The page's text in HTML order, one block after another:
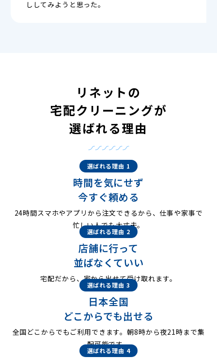
ししてみようと思った。
リネットの
宅配クリーニングが
選ばれる理由
選ばれる理由 1
時間を気にせず
今すぐ頼める
24時間スマホやアプリから注文できるから、仕事や家事で
忙しい人でも大丈夫。
選ばれる理由 2
店舗に行って
並ばなくていい
宅配だから、家から出せて受け取れます。
選ばれる理由 3
日本全国
どこからでも出せる
全国どこからでもご利用できます。朝8時から夜21時まで集
配可能です。
選ばれる理由 4